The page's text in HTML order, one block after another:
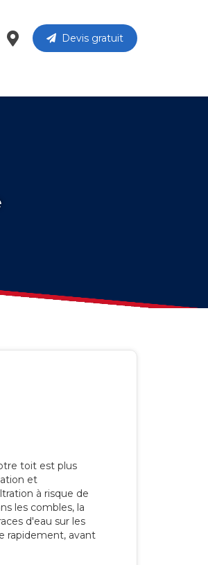
Devis gratuit
toit est plus
et
à risque de
les combles, la
d'eau sur les
rapidement, avant